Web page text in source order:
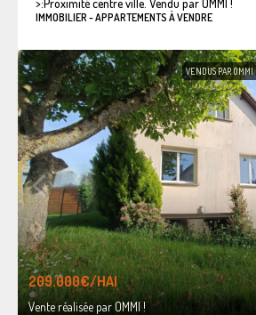
IMMOBILIER - APPARTEMENTS À VENDRE
VENDUS PAR OMMI
209.000€/HAI
Vente réalisée par OMMI !